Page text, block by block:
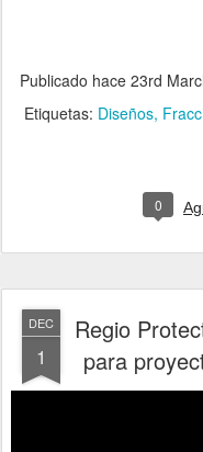
Publicado hace 23rd
Etiquetas: Diseños
0
DEC
1
Regio
para